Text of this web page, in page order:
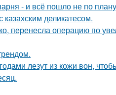
- и всё пошло не по
деликатесом.
перенесла операцию по
лезут из кожи вон,